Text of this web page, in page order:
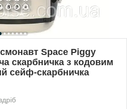
Space Piggy
скарбничка з кодовим
сейф-скарбничка